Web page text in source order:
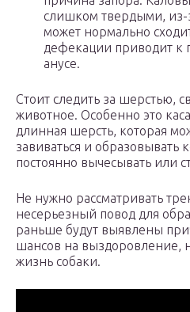
слишком твердыми, из-
может нормально
дефекации приводит
анусе.
Стоит следить за шерстью,
животное. Особенно это
длинная шерсть, которая
завиваться и образовывать
постоянно вычесывать или
Не нужно рассматривать
несерьезный повод для
раньше будут выявлены
шансов на выздоровление,
жизнь собаки.